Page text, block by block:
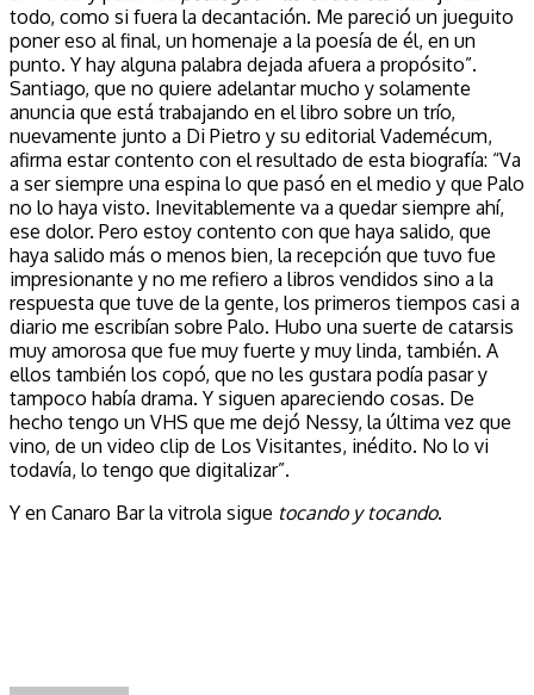
todo, como si fuera la decantación. Me pareció un jueguito
poner eso al final, un homenaje a la poesía de él, en un
punto. Y hay alguna palabra dejada afuera a propósito”.
Santiago, que no quiere adelantar mucho y solamente
anuncia que está trabajando en el libro sobre un trío,
nuevamente junto a Di Pietro y su editorial Vademécum,
afirma estar contento con el resultado de esta biografía: “Va
a ser siempre una espina lo que pasó en el medio y que Palo
no lo haya visto. Inevitablemente va a quedar siempre ahí,
ese dolor. Pero estoy contento con que haya salido, que
haya salido más o menos bien, la recepción que tuvo fue
impresionante y no me refiero a libros vendidos sino a la
respuesta que tuve de la gente, los primeros tiempos casi a
diario me escribían sobre Palo. Hubo una suerte de catarsis
muy amorosa que fue muy fuerte y muy linda, también. A
ellos también los copó, que no les gustara podía pasar y
tampoco había drama. Y siguen apareciendo cosas. De
hecho tengo un VHS que me dejó Nessy, la última vez que
vino, de un video clip de Los Visitantes, inédito. No lo vi
todavía, lo tengo que digitalizar”.
Y en Canaro Bar la vitrola sigue tocando y tocando.